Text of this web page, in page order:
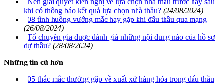
Nên giải quyết kiến nghị về lựa chọn nhà thầu trước hay sau
khi có thông báo kết quả lựa chọn nhà thầu? (24/08/2024)
08 tình huống vướng mắc hay gặp khi đấu thầu qua mạng
(26/08/2024)
Tổ chuyên gia được đánh giá những nội dung nào của hồ sơ
dự thầu? (28/08/2024)
Những tin cũ hơn
05 thắc mắc thường gặp về xuất xứ hàng hóa trong đấu thầu